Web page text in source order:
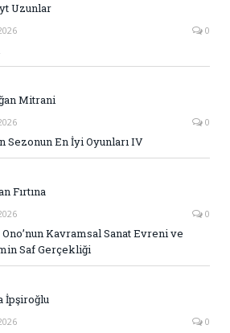
Uzunlar
0
Mitrani
0
Sezonun En İyi Oyunları IV
Fırtına
0
Kavramsal Sanat Evreni ve
Saf Gerçekliği
İpşiroğlu
0